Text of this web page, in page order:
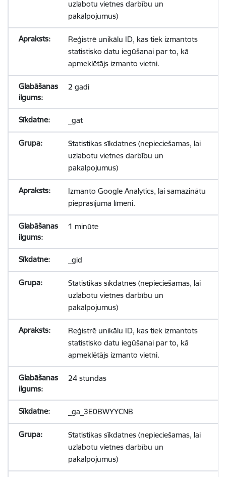
uzlabotu vietnes darbību un
pakalpojumus)
Reģistrē unikālu ID, kas tiek izmantots
statistisko datu iegūšanai par to, kā
apmeklētājs izmanto vietni.
2 gadi
_gat
Statistikas sīkdatnes (nepieciešamas, lai
uzlabotu vietnes darbību un
pakalpojumus)
Izmanto Google Analytics, lai samazinātu
pieprasījuma līmeni.
1 minūte
_gid
Statistikas sīkdatnes (nepieciešamas, lai
uzlabotu vietnes darbību un
pakalpojumus)
Reģistrē unikālu ID, kas tiek izmantots
statistisko datu iegūšanai par to, kā
apmeklētājs izmanto vietni.
24 stundas
_ga_3E0BWYYCNB
Statistikas sīkdatnes (nepieciešamas, lai
uzlabotu vietnes darbību un
pakalpojumus)